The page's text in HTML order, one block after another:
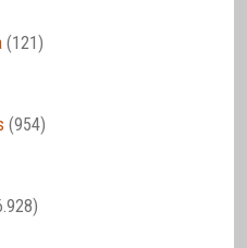
(121)
(954)